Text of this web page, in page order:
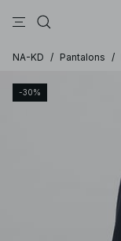
NA-KD / Pantalons /
-30%